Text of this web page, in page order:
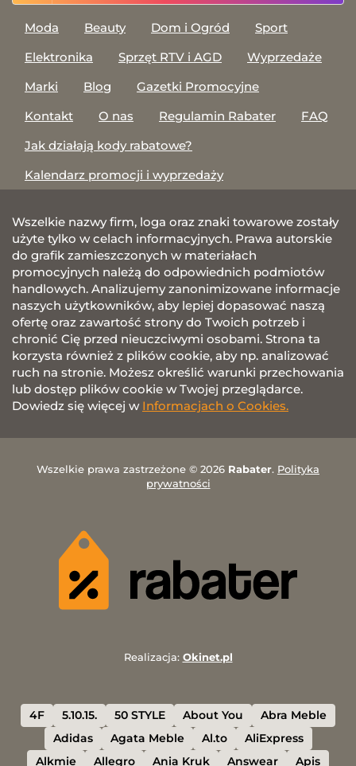
Moda Beauty Dom i Ogród
Sport
Elektronika
Sprzęt RTV i AGD
Wyprzedaże
Marki
Blog
Gazetki Promocyjne
Kontakt
O nas Regulamin Rabater
FAQ
Jak działają kody rabatowe?
Kalendarz promocji i wyprzedaży
Wszelkie nazwy firm, loga oraz znaki towarowe zostały
użyte tylko w celach informacyjnych. Prawa autorskie
do grafik zamieszczonych w materiałach
promocyjnych należą do odpowiednich podmiotów
handlowych. Analizujemy zanonimizowane informacje
naszych użytkowników, aby lepiej dopasować naszą
ofertę oraz zawartość strony do Twoich potrzeb i
chronić Cię przed nieuczciwymi osobami. Strona ta
korzysta również z plików cookie, aby np. analizować
ruch na stronie. Możesz określić warunki przechowania
lub dostęp plików cookie w Twojej przeglądarce.
Dowiedz się więcej w Informacjach o Cookies.
Wszelkie prawa zastrzeżone © 2026 Rabater. Polityka
prywatności
Realizacja: Okinet.pl
4F 5.10.15. 50 STYLE About You
Abra Meble
Adidas
Agata Meble Al.to
AliExpress
Alkmie
Allegro Ania Kruk Answear Apis